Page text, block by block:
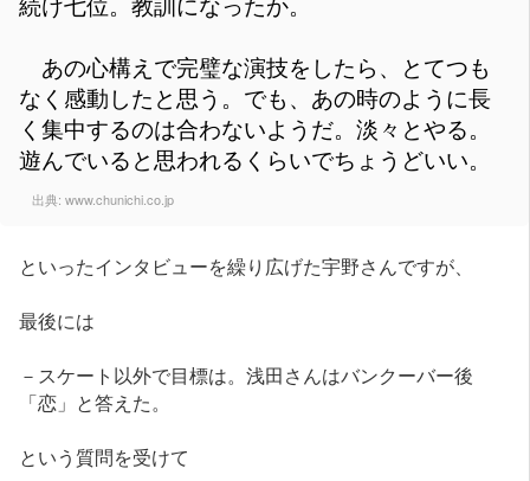
続け七位。教訓になったか。
あの心構えで完璧な演技をしたら、とてつも
なく感動したと思う。でも、あの時のように長
く集中するのは合わないようだ。淡々とやる。
遊んでいると思われるくらいでちょうどいい。
出典: www.chunichi.co.jp
といったインタビューを繰り広げた宇野さんですが、
最後には
－スケート以外で目標は。浅田さんはバンクーバー後
「恋」と答えた。
という質問を受けて